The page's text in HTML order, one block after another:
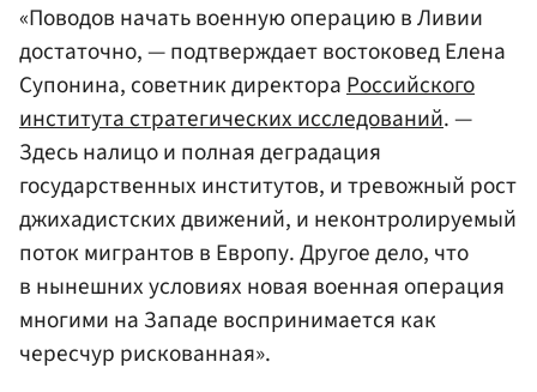
«Поводов начать военную операцию в Ливии
достаточно, — подтверждает востоковед Елена
Супонина, советник директораРоссийского
института стратегических исследований. —
Здесь налицо и полная деградация
государственных институтов, и тревожный рост
джихадистских движений, и неконтролируемый
поток мигрантов в Европу. Другое дело, что
в нынешних условиях новая военная операция
многими на Западе воспринимается как
чересчур рискованная».